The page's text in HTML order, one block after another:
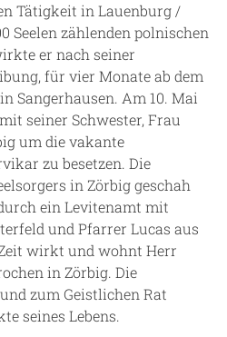
Tätigkeit in Lauenburg /
Seelen zählenden polnischen
er nach seiner
für vier Monate ab dem
Sangerhausen. Am 10. Mai
seiner Schwester, Frau
um die vakante
zu besetzen. Die
in Zörbig geschah
ein Levitenamt mit
und Pfarrer Lucas aus
wirkt und wohnt Herr
in Zörbig. Die
zum Geistlichen Rat
seines Lebens.